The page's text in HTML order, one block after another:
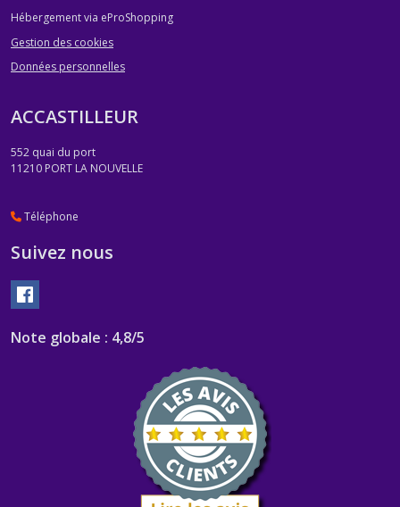
Hébergement via eProShopping
Gestion des cookies
Données personnelles
ACCASTILLEUR
552 quai du port
11210 PORT LA NOUVELLE
Téléphone
Suivez nous
Note globale : 4,8/5